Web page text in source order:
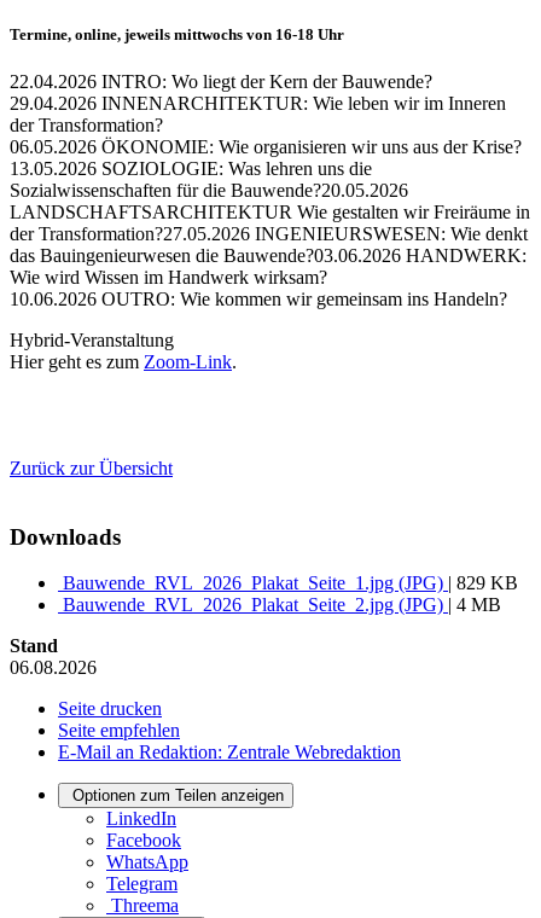
Termine, online, jeweils mittwochs von 16-18 Uhr
22.04.2026 INTRO: Wo liegt der Kern der Bauwende?
29.04.2026 INNENARCHITEKTUR: Wie leben wir im Inneren
der Transformation?
06.05.2026 ÖKONOMIE: Wie organisieren wir uns aus der Krise?
13.05.2026 SOZIOLOGIE: Was lehren uns die
Sozialwissenschaften für die Bauwende?20.05.2026
LANDSCHAFTSARCHITEKTUR Wie gestalten wir Freiräume in
der Transformation?27.05.2026 INGENIEURSWESEN: Wie denkt
das Bauingenieurwesen die Bauwende?03.06.2026 HANDWERK:
Wie wird Wissen im Handwerk wirksam?
10.06.2026 OUTRO: Wie kommen wir gemeinsam ins Handeln?
Hybrid-Veranstaltung
Hier geht es zum Zoom-Link.
Zurück zur Übersicht
Downloads
Bauwende_RVL_2026_Plakat_Seite_1.jpg (JPG) | 829 KB
Bauwende_RVL_2026_Plakat_Seite_2.jpg (JPG) | 4 MB
Stand
06.08.2026
Seite drucken
Seite empfehlen
E-Mail an Redaktion: Zentrale Webredaktion
Optionen zum Teilen anzeigen
LinkedIn
Facebook
WhatsApp
Telegram
Threema